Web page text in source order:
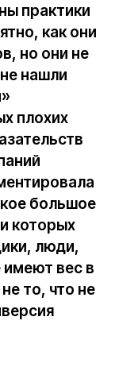
практики
как они
но они не
нашли
плохих
большое
которых
люди,
вес в
то, что не